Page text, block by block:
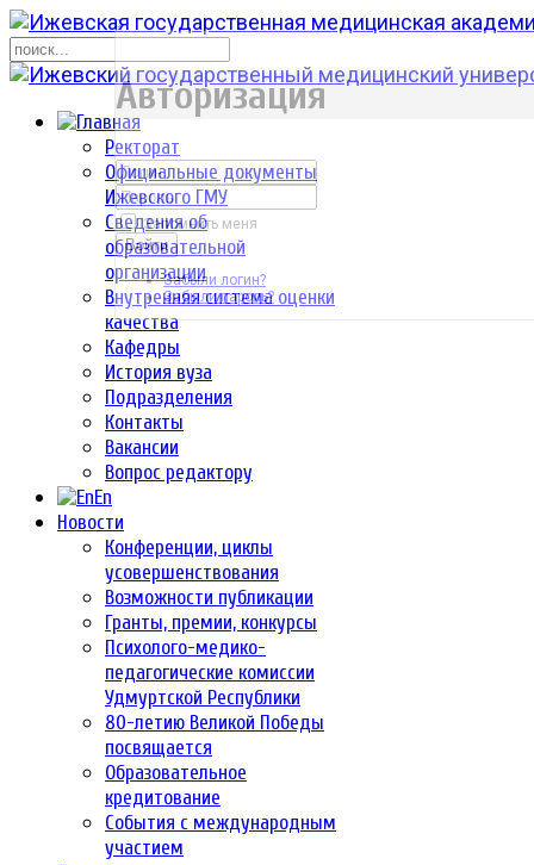
Ректорат
Официальные документы
Ижевского ГМУ
Сведения об
образовательной
организации
Внутренняя система оценки
качества
Кафедры
История вуза
Подразделения
Контакты
Вакансии
Вопрос редактору
En
Новости
Конференции, циклы
усовершенствования
Возможности публикации
Гранты, премии, конкурсы
Психолого-медико-
педагогические комиссии
Удмуртской Республики
80-летию Великой Победы
посвящается
Образовательное
кредитование
События с международным
участием
р
Авторизация
Запомнить меня
Войти
Забыли логин?
Забыли пароль?